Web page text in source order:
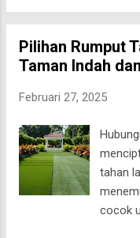
adalah
dan
bersih.
agar
Gajah
Pilihan Rumput
Taman Indah
Februari 27, 2025
tahan
cocok